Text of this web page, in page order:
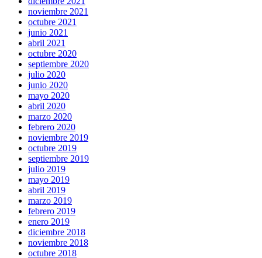
noviembre 2021
octubre 2021
junio 2021
abril 2021
octubre 2020
septiembre 2020
julio 2020
junio 2020
mayo 2020
abril 2020
marzo 2020
febrero 2020
noviembre 2019
octubre 2019
septiembre 2019
julio 2019
mayo 2019
abril 2019
marzo 2019
febrero 2019
enero 2019
diciembre 2018
noviembre 2018
octubre 2018